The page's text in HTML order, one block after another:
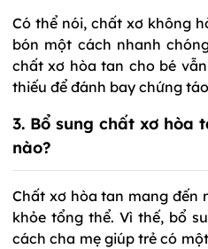
Có thể nói, chất xơ không
bón một cách nhanh
chất xơ hòa tan cho bé
thiếu để đánh bay chứng
3. Bổ sung chất xơ hòa
nào?
Chất xơ hòa tan mang đến
khỏe tổng thể. Vì thế, bổ
cách cha mẹ giúp trẻ có